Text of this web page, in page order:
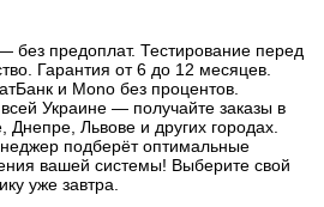
без предоплат. Тестирование перед
Гарантия от 6 до 12 месяцев.
и Mono без процентов.
Украине — получайте заказы в
Львове и других городах.
подберёт оптимальные
вашей системы! Выберите свой
уже завтра.